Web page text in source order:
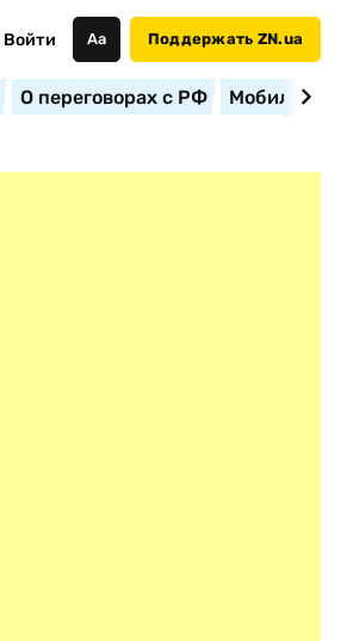
Войти Аа Поддержать ZN.ua
О переговорах с РФ